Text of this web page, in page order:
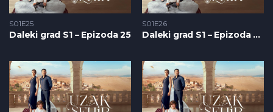
S01E25
Daleki grad S1 – Epizoda 25
S01E26
Daleki grad S1 – Epizoda 26